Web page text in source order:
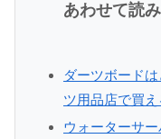
あわせて読
ダーツボード
ツ用品店で買え
ウォーターサ